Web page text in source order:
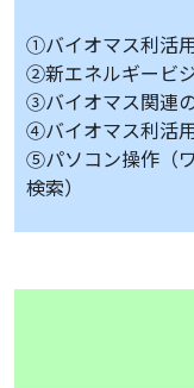
①バイオマス利活
②新エネルギービ
③バイオマス関連
④バイオマス利活
⑤パソコン操作（
検索）